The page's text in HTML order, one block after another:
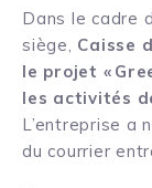
Dans le cadre
siège, Caisse
le projet «
les activités
L’entreprise a
du courrier